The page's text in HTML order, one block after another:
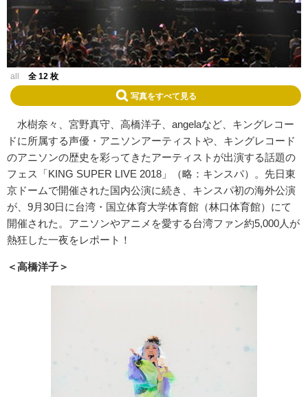
all 全 12 枚
写真をすべて見る
水樹奈々、宮野真守、高橋洋子、angelaなど、キングレコー
ドに所属する声優・アニソンアーティストや、キングレコード
のアニソンの歴史を彩ってきたアーティストが出演する話題の
フェス「KING SUPER LIVE 2018」（略：キンスパ）。先日東
京ドームで開催された国内公演に続き、キンスパ初の海外公演
が、9月30日に台湾・国立体育大学体育館（林口体育館）にて
開催された。アニソンやアニメを愛する台湾ファン約5,000人が
熱狂した一夜をレポート！
＜高橋洋子＞